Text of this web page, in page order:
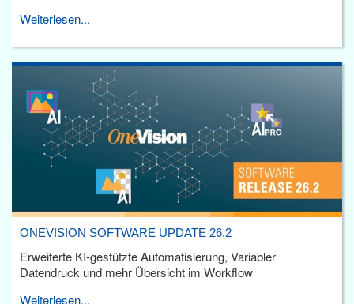
Weiterlesen...
ONEVISION SOFTWARE UPDATE 26.2
Erweiterte KI-gestützte Automatisierung, Variabler
Datendruck und mehr Übersicht im Workflow
Weiterlesen...